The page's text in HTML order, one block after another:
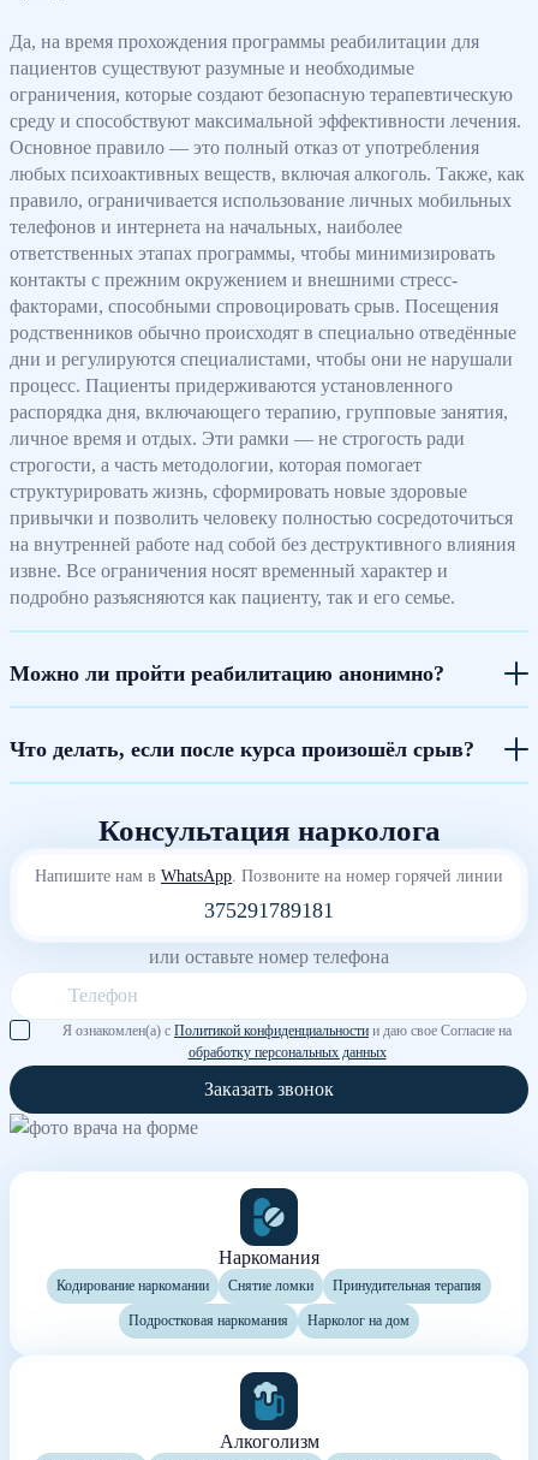
Да, на время прохождения программы реабилитации для
пациентов существуют разумные и необходимые
ограничения, которые создают безопасную терапевтическую
среду и способствуют максимальной эффективности лечения.
Основное правило — это полный отказ от употребления
любых психоактивных веществ, включая алкоголь. Также, как
правило, ограничивается использование личных мобильных
телефонов и интернета на начальных, наиболее
ответственных этапах программы, чтобы минимизировать
контакты с прежним окружением и внешними стресс-
факторами, способными спровоцировать срыв. Посещения
родственников обычно происходят в специально отведённые
дни и регулируются специалистами, чтобы они не нарушали
процесс. Пациенты придерживаются установленного
распорядка дня, включающего терапию, групповые занятия,
личное время и отдых. Эти рамки — не строгость ради
строгости, а часть методологии, которая помогает
структурировать жизнь, сформировать новые здоровые
привычки и позволить человеку полностью сосредоточиться
на внутренней работе над собой без деструктивного влияния
извне. Все ограничения носят временный характер и
подробно разъясняются как пациенту, так и его семье.
Можно ли пройти реабилитацию анонимно?
Что делать, если после курса произошёл срыв?
Консультация нарколога
Напишите нам в WhatsApp . Позвоните на номер горячей линии
375291789181
или оставьте номер телефона
Я ознакомлен(а) с Политикой конфиденциальности и даю свое Согласие на
обработку персональных данных
Заказать звонок
Наркомания
Кодирование наркомании Снятие ломки Принудительная терапия
Подростковая наркомания Нарколог на дом
Алкоголизм